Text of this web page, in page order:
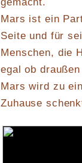
Mars ist ein
Seite und für
Menschen, die
egal ob
Mars wird zu
Zuhause